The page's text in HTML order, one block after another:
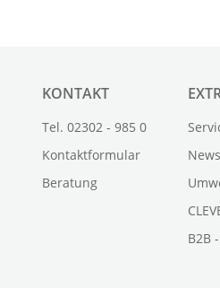
KONTAKT
Tel. 02302 - 985 0
Kontaktformular
Beratung
B2B